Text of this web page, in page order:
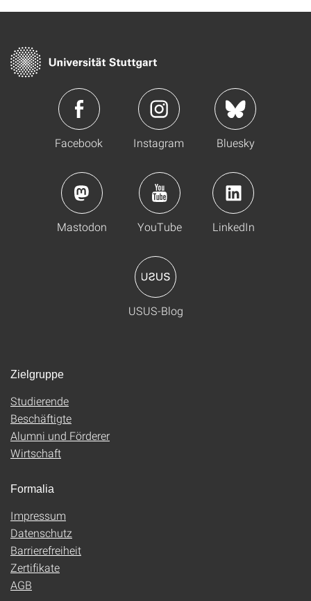
Facebook Instagram Bluesky
Mastodon YouTube LinkedIn
USUS-Blog
Zielgruppe
Studierende
Beschäftigte
Alumni und Förderer
Wirtschaft
Formalia
Impressum
Datenschutz
Barrierefreiheit
Zertifikate
AGB